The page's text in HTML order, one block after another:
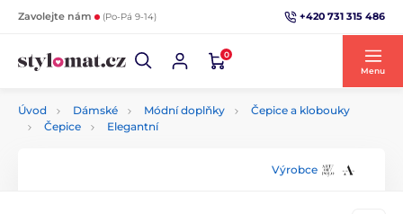
Zavolejte nám (Po-Pá 9-14) +420 731 315 486
0
Menu
Úvod Dámské Módní doplňky
Čepice a klobouky
Čepice
Elegantní
Výrobce